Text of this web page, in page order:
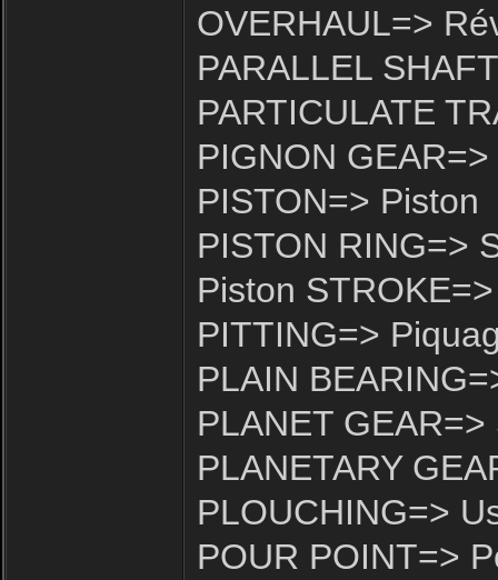
OVERHAUL=>
PARALLEL
PARTICULATE
PIGNON
PISTON=> Piston
PISTON RING=>
Piston
PITTING=>
PLAIN
PLANET
PLANETARY
PLOUCHING=>
POUR POINT=>